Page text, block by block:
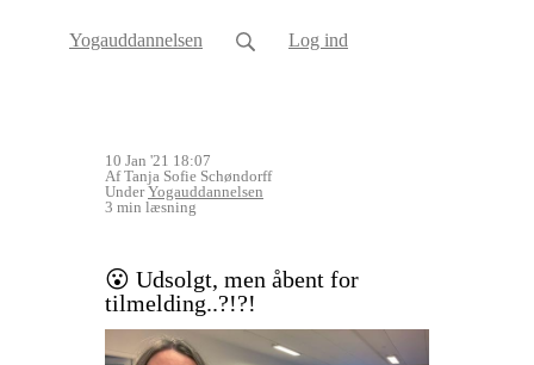
Yogauddannelsen Log ind
10 Jan '21 18:07
Af Tanja Sofie Schøndorff
UnderYogauddannelsen
3 min læsning
😮 Udsolgt, men åbent for
tilmelding..?!?!